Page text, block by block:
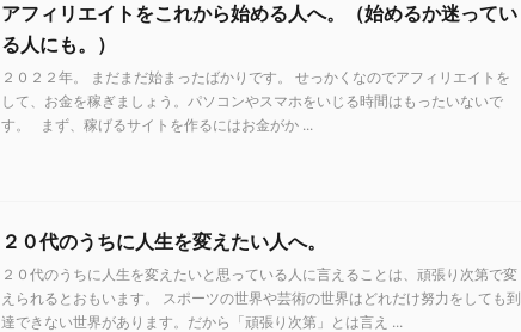
アフィリエイトをこれから始める人へ。（始めるか迷ってい
る人にも。）
２０２２年。 まだまだ始まったばかりです。 せっかくなのでアフィリエイトを
して、お金を稼ぎましょう。パソコンやスマホをいじる時間はもったいないで
す。 まず、稼げるサイトを作るにはお金がか ...
２０代のうちに人生を変えたい人へ。
２０代のうちに人生を変えたいと思っている人に言えることは、頑張り次第で変
えられるとおもいます。 スポーツの世界や芸術の世界はどれだけ努力をしても到
達できない世界があります。だから「頑張り次第」とは言え ...